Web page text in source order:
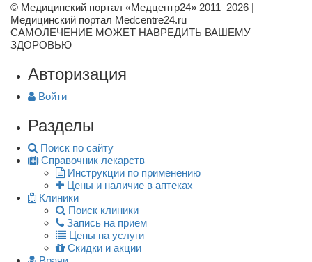
© Медицинский портал «Медцентр24» 2011–2026 |
Медицинский портал Medcentre24.ru
САМОЛЕЧЕНИЕ МОЖЕТ НАВРЕДИТЬ ВАШЕМУ
ЗДОРОВЬЮ
Авторизация
Войти
Разделы
Поиск по сайту
Справочник лекарств
Инструкции по применению
Цены и наличие в аптеках
Клиники
Поиск клиники
Запись на прием
Цены на услуги
Скидки и акции